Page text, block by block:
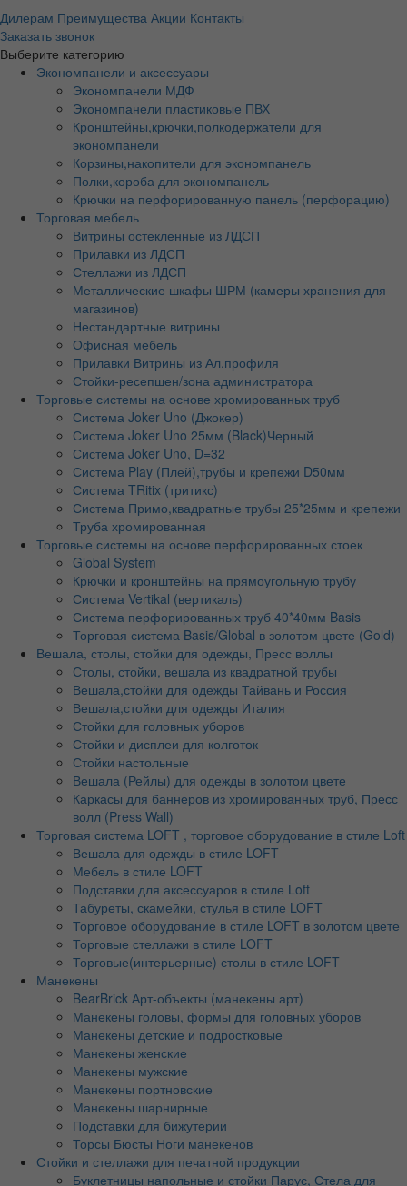
Дилерам Преимущества Акции Контакты
Заказать звонок
Выберите категорию
Экономпанели и аксессуары
Экономпанели МДФ
Экономпанели пластиковые ПВХ
Кронштейны,крючки,полкодержатели для
экономпанели
Корзины,накопители для экономпанель
Полки,короба для экономпанель
Крючки на перфорированную панель (перфорацию)
Торговая мебель
Витрины остекленные из ЛДСП
Прилавки из ЛДСП
Стеллажи из ЛДСП
Металлические шкафы ШРМ (камеры хранения для
магазинов)
Нестандартные витрины
Офисная мебель
Прилавки Витрины из Ал.профиля
Стойки-ресепшен/зона администратора
Торговые системы на основе хромированных труб
Система Joker Uno (Джокер)
Система Joker Uno 25мм (Black)Черный
Система Joker Uno, D=32
Система Play (Плей),трубы и крепежи D50мм
Система TRitix (тритикс)
Система Примо,квадратные трубы 25*25мм и крепежи
Труба хромированная
Торговые системы на основе перфорированных стоек
Global System
Крючки и кронштейны на прямоугольную трубу
Система Vertikal (вертикаль)
Система перфорированных труб 40*40мм Basis
Торговая система Basis/Global в золотом цвете (Gold)
Вешала, столы, стойки для одежды, Пресс воллы
Столы, стойки, вешала из квадратной трубы
Вешала,стойки для одежды Тайвань и Россия
Вешала,стойки для одежды Италия
Стойки для головных уборов
Стойки и дисплеи для колготок
Стойки настольные
Вешала (Рейлы) для одежды в золотом цвете
Каркасы для баннеров из хромированных труб, Пресс
волл (Press Wall)
Торговая система LOFT , торговое оборудование в стиле Loft
Вешала для одежды в стиле LOFT
Мебель в стиле LOFT
Подставки для аксессуаров в стиле Loft
Табуреты, скамейки, стулья в стиле LOFT
Торговое оборудование в стиле LOFT в золотом цвете
Торговые стеллажи в стиле LOFT
Торговые(интерьерные) столы в стиле LOFT
Манекены
BearBrick Арт-объекты (манекены арт)
Манекены головы, формы для головных уборов
Манекены детские и подростковые
Манекены женские
Манекены мужские
Манекены портновские
Манекены шарнирные
Подставки для бижутерии
Торсы Бюсты Ноги манекенов
Стойки и стеллажи для печатной продукции
Буклетницы напольные и стойки Парус, Стела для